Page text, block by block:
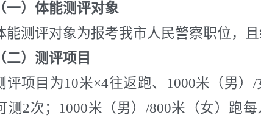
（一）体能测评对象
能测评对象为报考我市人民警察职位，且
（二）测评项目
评项目为10米×4往返跑、1000米（男
测2次；1000米（男）/800米（女）跑